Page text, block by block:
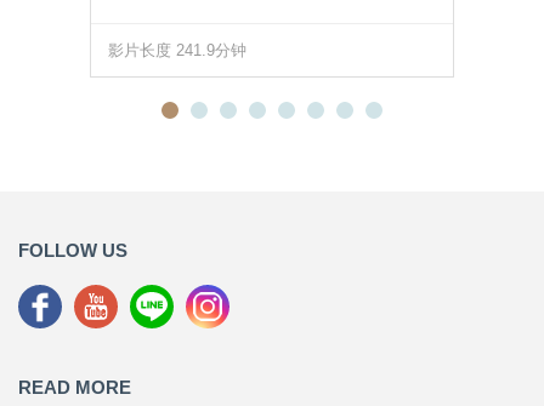
影片长度 241.9分钟
FOLLOW US
READ MORE